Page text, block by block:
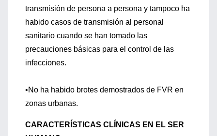
transmisión de persona a persona y tampoco ha
habido casos de transmisión al personal
sanitario cuando se han tomado las
precauciones básicas para el control de las
infecciones.
•No ha habido brotes demostrados de FVR en
zonas urbanas.
CARACTERÍSTICAS CLÍNICAS EN EL SER